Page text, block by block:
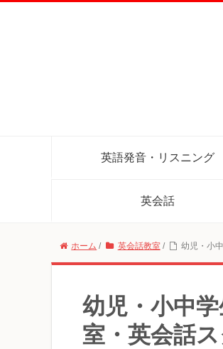
英語発音・リスニング
英会話
ホーム / 英会話教室 / 幼児・小
幼児・小中
室・英会話